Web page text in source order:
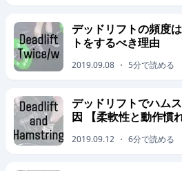
デッドリフトの頻度
トをするべき理由
2019.09.08 ・ 5分で読める
デッドリフトでハム
因 【柔軟性と動作慣
2019.09.12 ・ 6分で読める